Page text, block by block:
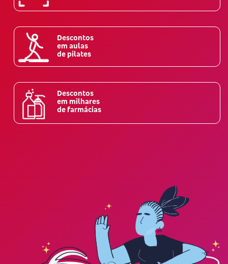
Descontos
em aulas
de pilates
Descontos
em milhares
de farmácias